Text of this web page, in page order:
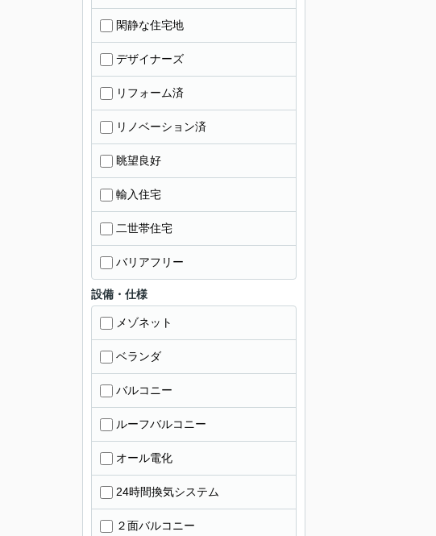
閑静な住宅地
デザイナーズ
リフォーム済
リノベーション済
眺望良好
輸入住宅
二世帯住宅
バリアフリー
設備・仕様
メゾネット
ベランダ
バルコニー
ルーフバルコニー
オール電化
24時間換気システム
２面バルコニー